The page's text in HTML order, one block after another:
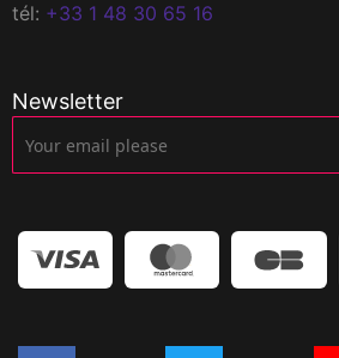
tél: +33 1 48 30 65 16
Newsletter